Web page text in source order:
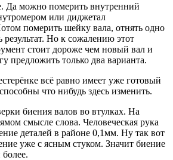
Да можно померить внутренний
или диджетал
померить шейку вала, отнять одно
результат. Но к сожалению этот
стоит дороже чем новый вал и
предложить только два варианта.
всё равно имеет уже готовый
что нибудь здесь изменить.
биения валов во втулках. На
смысле слова. Человеческая рука
деталей в районе 0,1мм. Ну так вот
уже с ясным стуком. Значит биение